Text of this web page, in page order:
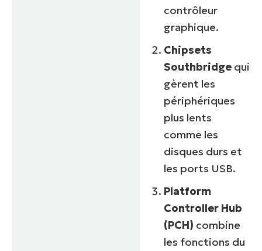
contrôleur
graphique.
Chipsets
Southbridge qui
gèrent les
périphériques
plus lents
comme les
disques durs et
les ports USB.
Platform
Controller Hub
(PCH) combine
les fonctions du